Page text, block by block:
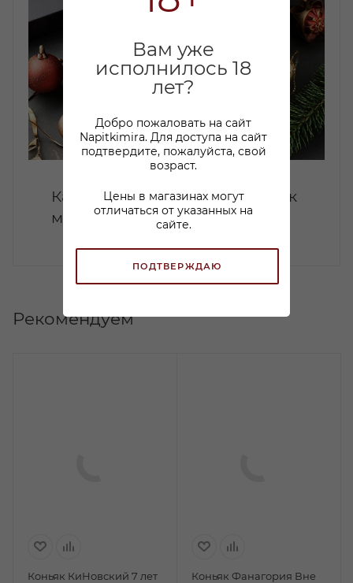
Вам уже
исполнилось 18
лет?
Добро пожаловать на сайт
Napitkimira. Для доступа на сайт
подтвердите, пожалуйста, свой
возраст.
Цены в магазинах могут
отличаться от указанных на
сайте.
ПОДТВЕРЖДАЮ
Какой коньяк купить в подарок
мужчине: советы по выбору
Рекомендуем
Коньяк КиНовский 7 лет
Коньяк Фанагория Вне